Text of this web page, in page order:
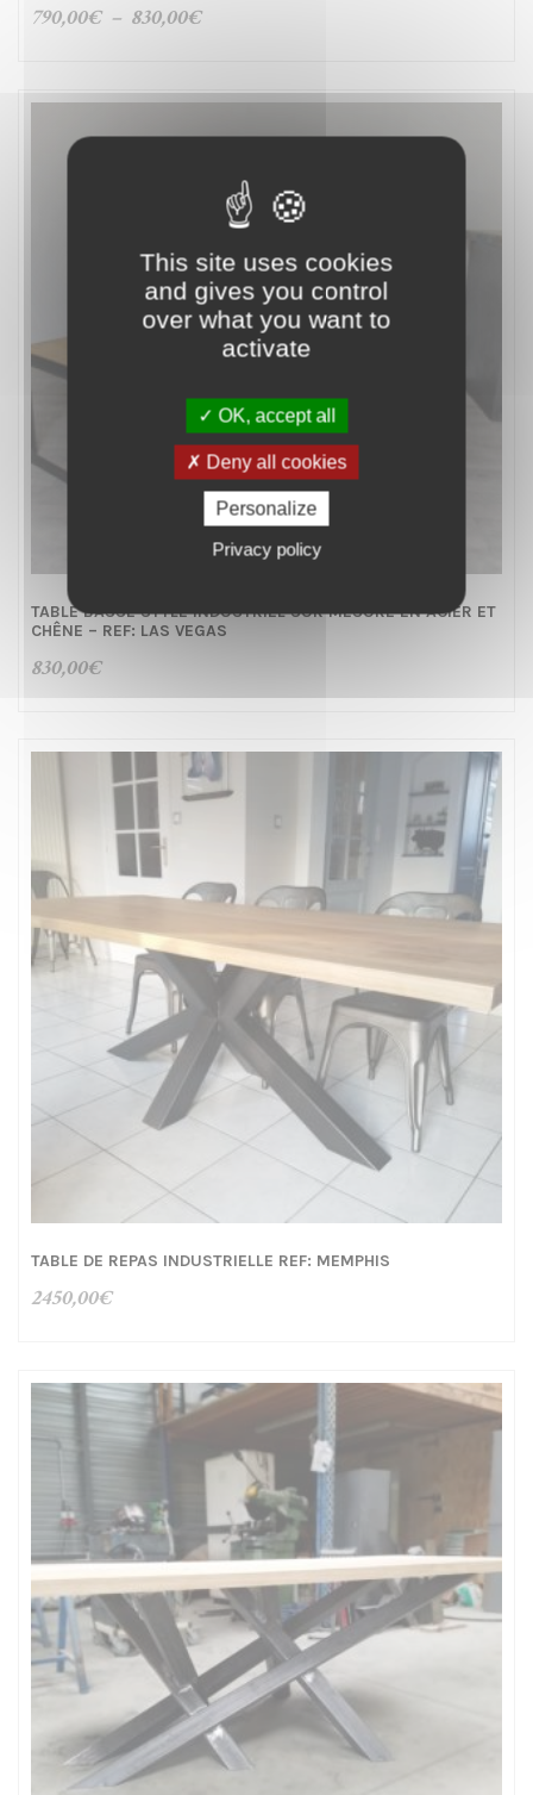
790,00€ – 830,00€Plage
790,00€
à
TABLE BASSE STYLE INDUSTRIEL SUR MESURE EN ACIER ET
CHÊNE – REF: LAS VEGAS
830,00€
TABLE DE REPAS INDUSTRIELLE REF: MEMPHIS
2450,00€
This site uses cookies
and gives you control
over what you want to
activate
OK, accept all
Deny all cookies
Personalize
Privacy policy